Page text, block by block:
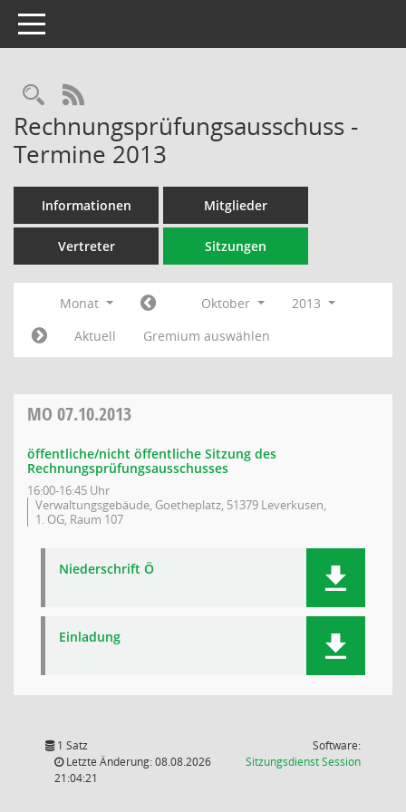
Toggle navigation
Rechercheauswahl
RSS-Feed
Rechnungsprüfungsausschuss -
Termine 2013
Informationen Mitglieder
Vertreter Sitzungen
Monat Oktober
2013
Aktuell
Gremium auswählen
MO 07.10.2013
öffentliche/nicht öffentliche Sitzung des
Rechnungsprüfungsausschusses
16:00-16:45 Uhr
Verwaltungsgebäude, Goetheplatz, 51379 Leverkusen,
1. OG, Raum 107
Niederschrift Ö
Einladung
1 Satz
Letzte Änderung: 08.08.2026
21:04:21
Software:
SitzungsdienstSession(Wird in